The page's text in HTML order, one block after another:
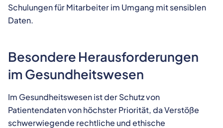
Schulungen für Mitarbeiter im Umgang mit sensiblen
Daten.
Besondere Herausforderungen
im Gesundheitswesen
Im Gesundheitswesen ist der Schutz von
Patientendaten von höchster Priorität, da Verstöße
schwerwiegende rechtliche und ethische